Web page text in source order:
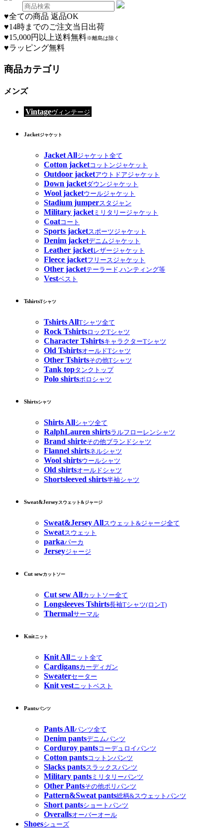
♥全ての商品 返品OK
♥14時までのご注文当日出荷
♥15,000円以上送料無料※離島は除く
♥ラッピング無料
商品カテゴリ
メンズ
Vintageヴィンテージ
Jacketジャケット
Jacket Allジャケット全て
Cotton jacketコットンジャケット
Outdoor jacketアウトドアジャケット
Down jacketダウンジャケット
Wool jacketウールジャケット
Stadium jumperスタジャン
Military jacketミリタリージャケット
Coatコート
Sports jacketスポーツジャケット
Denim jacketデニムジャケット
Leather jacketレザージャケット
Fleece jacketフリースジャケット
Other jacketテーラード,ハンティング等
Vestベスト
TshirtsTシャツ
Tshirts AllTシャツ全て
Rock TshirtsロックTシャツ
Character TshirtsキャラクターTシャツ
Old TshirtsオールドTシャツ
Other Tshirtsその他Tシャツ
Tank topタンクトップ
Polo shirtsポロシャツ
Shirtsシャツ
Shirts Allシャツ全て
RalphLauren shirtsラルフローレンシャツ
Brand shirteその他ブランドシャツ
Flannel shirtsネルシャツ
Wool shirtsウールシャツ
Old shirtsオールドシャツ
Shortsleeved shirts半袖シャツ
Sweat&Jerseyスウェット&ジャージ
Sweat&Jersey Allスウェット&ジャージ全て
Sweatスウェット
parkaパーカ
Jerseyジャージ
Cut sewカットソー
Cut sew Allカットソー全て
Longsleeves Tshirts長袖Tシャツ(ロンT)
Thermalサーマル
Knitニット
Knit Allニット全て
Cardigansカーディガン
Sweaterセーター
Knit vestニットベスト
Pantsパンツ
Pants Allパンツ全て
Denim pantsデニムパンツ
Corduroy pantsコーデュロイパンツ
Cotton pantsコットンパンツ
Slacks pantsスラックスパンツ
Military pants ミリタリーパンツ
Other Pantsその他ポリパンツ
Pattern&Sweat pants総柄&スウェットパンツ
Short pantsショートパンツ
Overallsオーバーオール
Shoesシューズ